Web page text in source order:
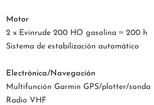
Motor
2 x Evinrude 200 HO gasolina ≈ 200 h
Sistema de estabilización automático
Electrónica/Navegación
Multifunción Garmin GPS/plotter/sonda
Radio VHF